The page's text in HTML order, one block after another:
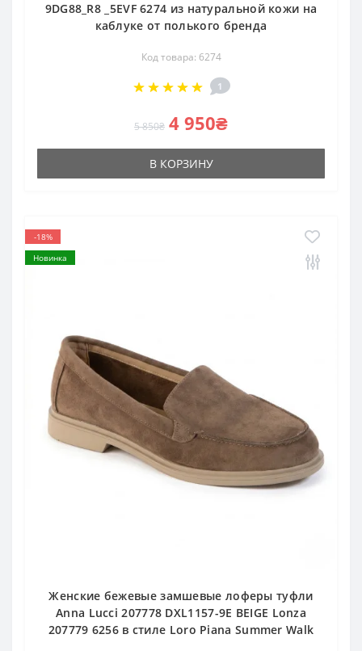
9DG88_R8 _5EVF 6274 из натуральной кожи на
каблуке от полького бренда
Код товара: 6274
1
5 850₴ 4 950₴
В КОРЗИНУ
-18%
Новинка
Женские бежевые замшевые лоферы туфли
Anna Lucci 207778 DXL1157-9E BEIGE Lonza
207779 6256 в стиле Loro Piana Summer Walk